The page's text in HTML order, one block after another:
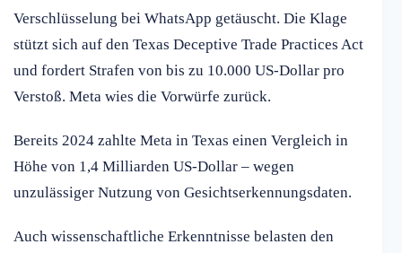
Verschlüsselung bei WhatsApp getäuscht. Die Klage
stützt sich auf den Texas Deceptive Trade Practices Act
und fordert Strafen von bis zu 10.000 US-Dollar pro
Verstoß. Meta wies die Vorwürfe zurück.
Bereits 2024 zahlte Meta in Texas einen Vergleich in
Höhe von 1,4 Milliarden US-Dollar – wegen
unzulässiger Nutzung von Gesichtserkennungsdaten.
Auch wissenschaftliche Erkenntnisse belasten den